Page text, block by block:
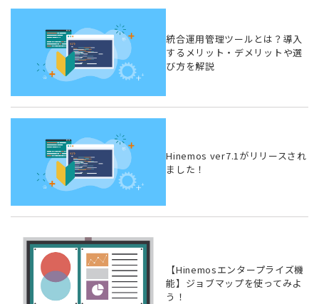
統合運用管理ツールとは？導入
するメリット・デメリットや選
び方を解説
Hinemos ver7.1がリリースされ
ました！
【Hinemosエンタープライズ機
能】ジョブマップを使ってみよ
う！